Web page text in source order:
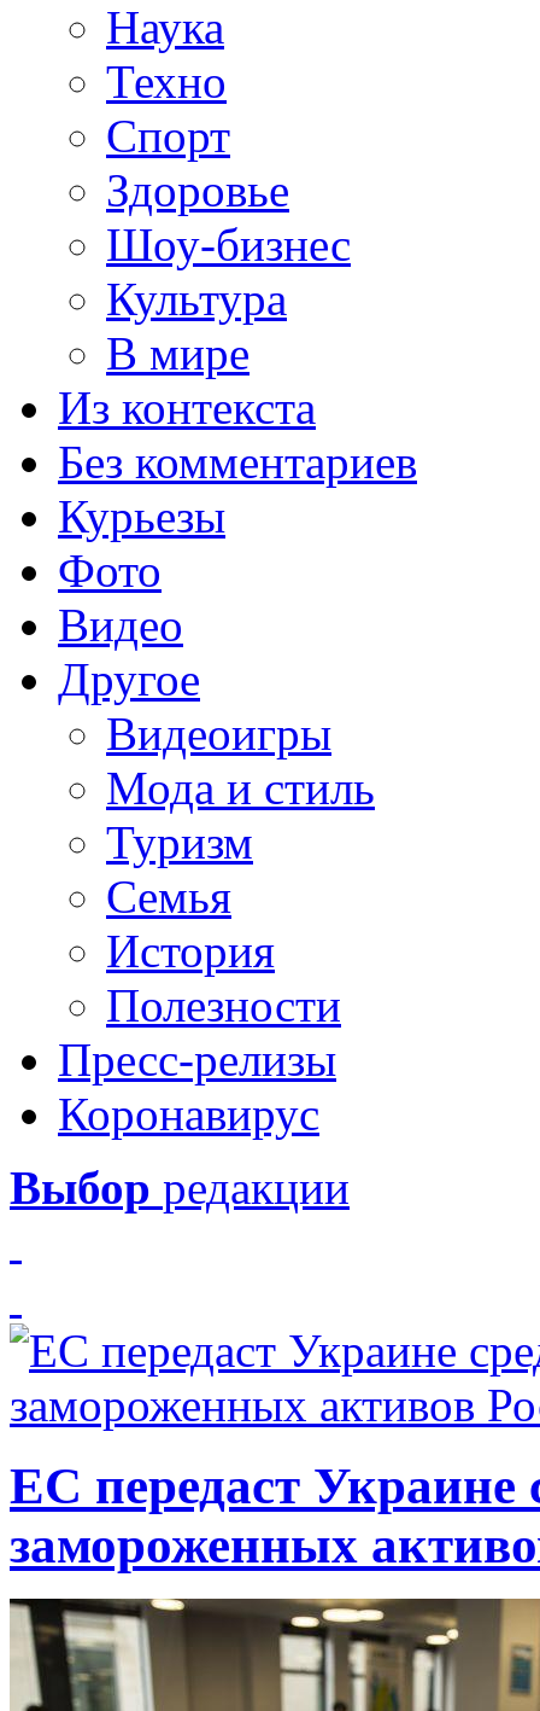
Наука
Техно
Спорт
Здоровье
Шоу-бизнес
Культура
В мире
Из контекста
Без комментариев
Курьезы
Фото
Видео
Другое
Видеоигры
Мода и стиль
Туризм
Семья
История
Полезности
Пресс-релизы
Коронавирус
Выбор редакции
ЕС передаст Украине
замороженных